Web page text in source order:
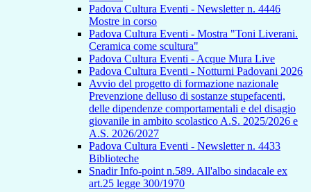
Padova Cultura Eventi - Newsletter n. 4446
Mostre in corso
Padova Cultura Eventi - Mostra "Toni Liverani.
Ceramica come scultura"
Padova Cultura Eventi - Acque Mura Live
Padova Cultura Eventi - Notturni Padovani 2026
Avvio del progetto di formazione nazionale
Prevenzione delluso di sostanze stupefacenti,
delle dipendenze comportamentali e del disagio
giovanile in ambito scolastico A.S. 2025/2026 e
A.S. 2026/2027
Padova Cultura Eventi - Newsletter n. 4433
Biblioteche
Snadir Info-point n.589. All'albo sindacale ex
art.25 legge 300/1970